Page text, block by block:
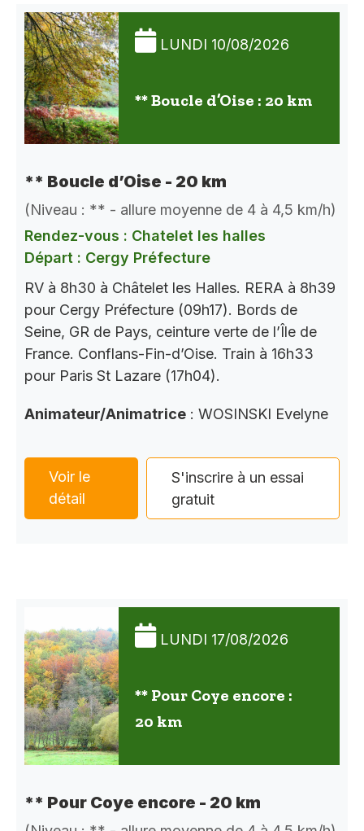
LUNDI 10/08/2026
** Boucle d’Oise : 20 km
** Boucle d’Oise - 20 km
(Niveau : ** - allure moyenne de 4 à 4,5 km/h)
Rendez-vous : Chatelet les halles
Départ : Cergy Préfecture
RV à 8h30 à Châtelet les Halles. RERA à 8h39
pour Cergy Préfecture (09h17). Bords de
Seine, GR de Pays, ceinture verte de l’Île de
France. Conflans-Fin-d’Oise. Train à 16h33
pour Paris St Lazare (17h04).
Animateur/Animatrice : WOSINSKI Evelyne
Voir le
détail
S'inscrire à un essai
gratuit
LUNDI 17/08/2026
** Pour Coye encore :
20 km
** Pour Coye encore - 20 km